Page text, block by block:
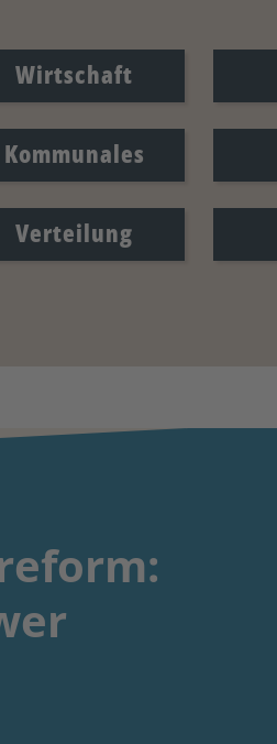
Wirtschaft
Kommunales
Verteilung